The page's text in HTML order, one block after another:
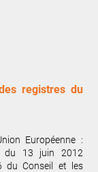
registres du
Européenne :
du 13 juin 2012
du Conseil et les